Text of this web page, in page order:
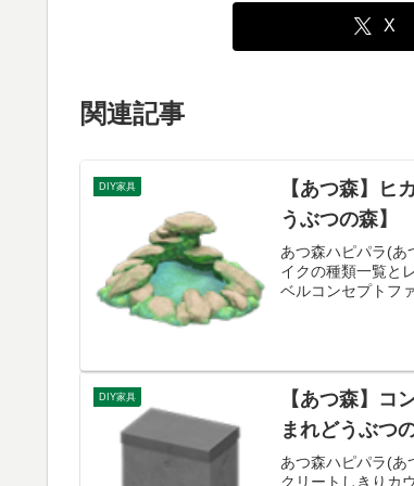
X
関連記事
DIY家具
【あつ森】ヒ
うぶつの森】
あつ森ハピパラ(あ
イクの種類一覧と
ベルコンセプトフ
DIY家具
【あつ森】コ
まれどうぶつ
あつ森ハピパラ(あ
クリートしきりカ